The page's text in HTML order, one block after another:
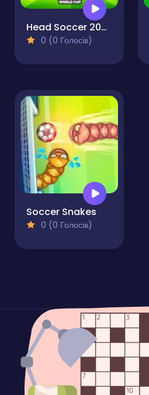
Head Soccer 2026
0 (0 Голосів)
Soccer Snakes
0 (0 Голосів)